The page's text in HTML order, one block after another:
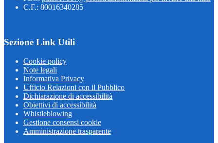
C.F.: 80016340285
Sezione Link Utili
Cookie policy
Note legali
Informativa Privacy
Ufficio Relazioni con il Pubblico
Dichiarazione di accessibilità
Obiettivi di accessibilità
Whistleblowing
Gestione consensi cookie
Amministrazione trasparente